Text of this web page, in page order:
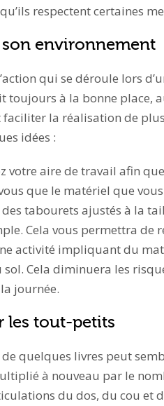
respectent certaines
environnement
qui se déroule lors
toujours à la bonne place,
la réalisation de
idées :
votre aire de travail afin
que le matériel que
des tabourets ajustés à la
Cela vous permettra de
activité impliquant du
sol. Cela diminuera les
journée.
les tout-petits
quelques livres peut
à nouveau par le
du dos, du cou et